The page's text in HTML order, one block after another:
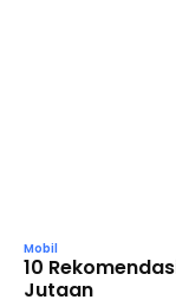
Mobil
10
Jutaan